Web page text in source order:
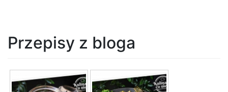
Przepisy z bloga